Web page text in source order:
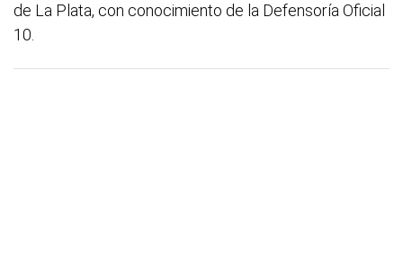
de La Plata, con conocimiento de la Defensoría Oficial
10.